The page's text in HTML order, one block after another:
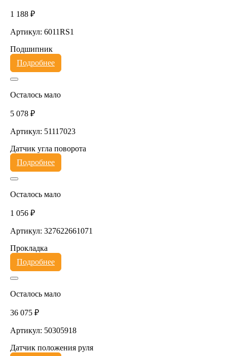
1 188 ₽
Артикул: 6011RS1
Подшипник
Подробнее
Осталось мало
5 078 ₽
Артикул: 51117023
Датчик угла поворота
Подробнее
Осталось мало
1 056 ₽
Артикул: 327622661071
Прокладка
Подробнее
Осталось мало
36 075 ₽
Артикул: 50305918
Датчик положения руля